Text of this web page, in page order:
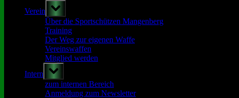
Verein
Toggle
sub-
menu
Über die Sportschützen Mangenberg
Training
Der Weg zur eigenen Waffe
Vereinswaffen
Mitglied werden
Intern
Toggle
sub-
menu
zum internen Bereich
Anmeldung zum Newsletter